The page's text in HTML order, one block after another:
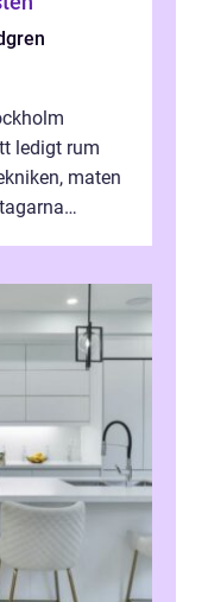
ledigt rum
maten